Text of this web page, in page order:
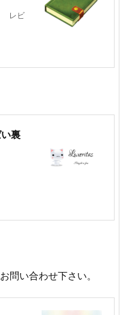
レビ
裏
い合わせ下さい。